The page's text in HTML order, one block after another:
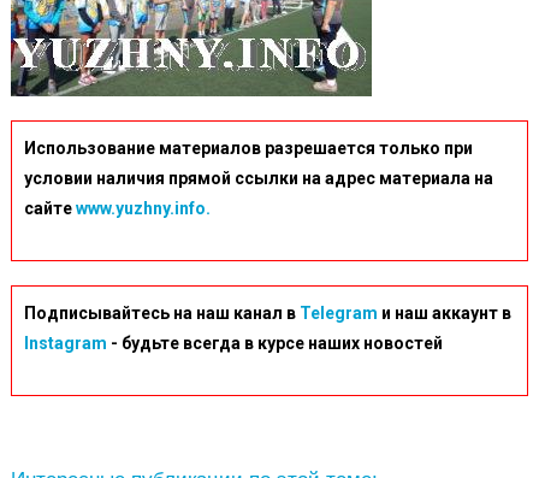
Использование материалов разрешается только при
условии наличия прямой ссылки на адрес материала на
сайтеwww.yuzhny.info.
Подписывайтесь на наш канал в Telegram и наш аккаунт в
Instagram - будьте всегда в курсе наших новостей